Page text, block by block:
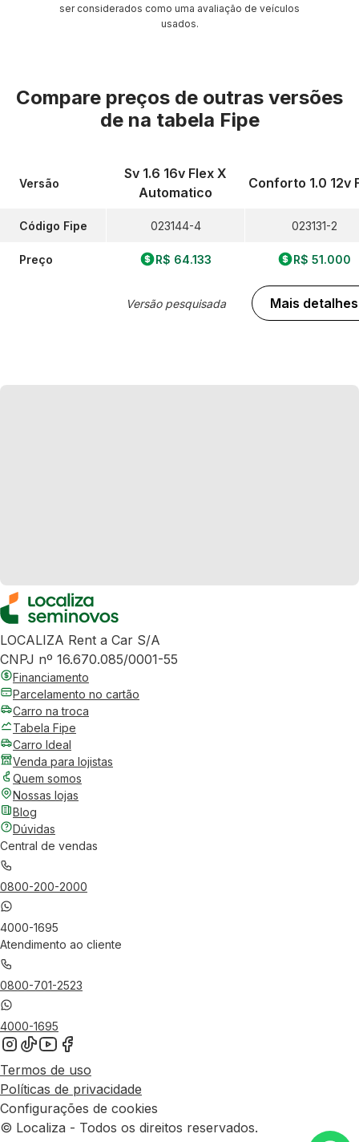
ser considerados como uma avaliação de veículos
usados.
Compare preços de outras versões
de na tabela Fipe
Versão
Código Fipe
Preço
Sv 1.6 16v Flex X
Automatico
023144-4
R$ 64.133
Versão pesquisada
Conforto 1.0 12v
023131-2
R$ 51.000
Mais detalhes
LOCALIZA Rent a Car S/A
CNPJ nº 16.670.085/0001-55
Financiamento
Parcelamento no cartão
Carro na troca
Tabela Fipe
Carro Ideal
Venda para lojistas
Quem somos
Nossas lojas
Blog
Dúvidas
Central de vendas
0800-200-2000
4000-1695
Atendimento ao cliente
0800-701-2523
4000-1695
Termos de uso
Políticas de privacidade
Configurações de cookies
© Localiza - Todos os direitos reservados.